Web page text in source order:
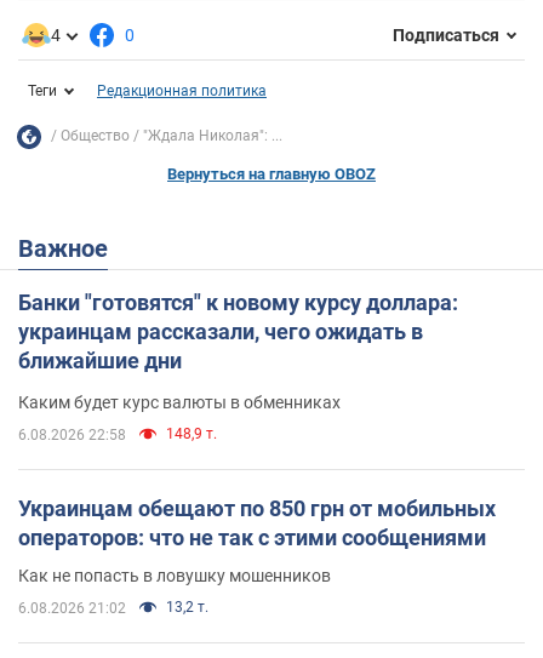
4 0 Подписаться
Теги Редакционная политика
Общество "Ждала Николая": ...
Вернуться на главную OBOZ
Важное
Банки "готовятся" к новому курсу доллара:
украинцам рассказали, чего ожидать в
ближайшие дни
Каким будет курс валюты в обменниках
6.08.2026 22:58 148,9 т.
Украинцам обещают по 850 грн от мобильных
операторов: что не так с этими сообщениями
Как не попасть в ловушку мошенников
6.08.2026 21:02 13,2 т.